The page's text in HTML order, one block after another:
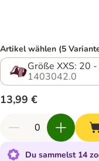
Artikel wählen (5
Größe XXS: 20
1403042.0
13,99 €
Du sammelst 14